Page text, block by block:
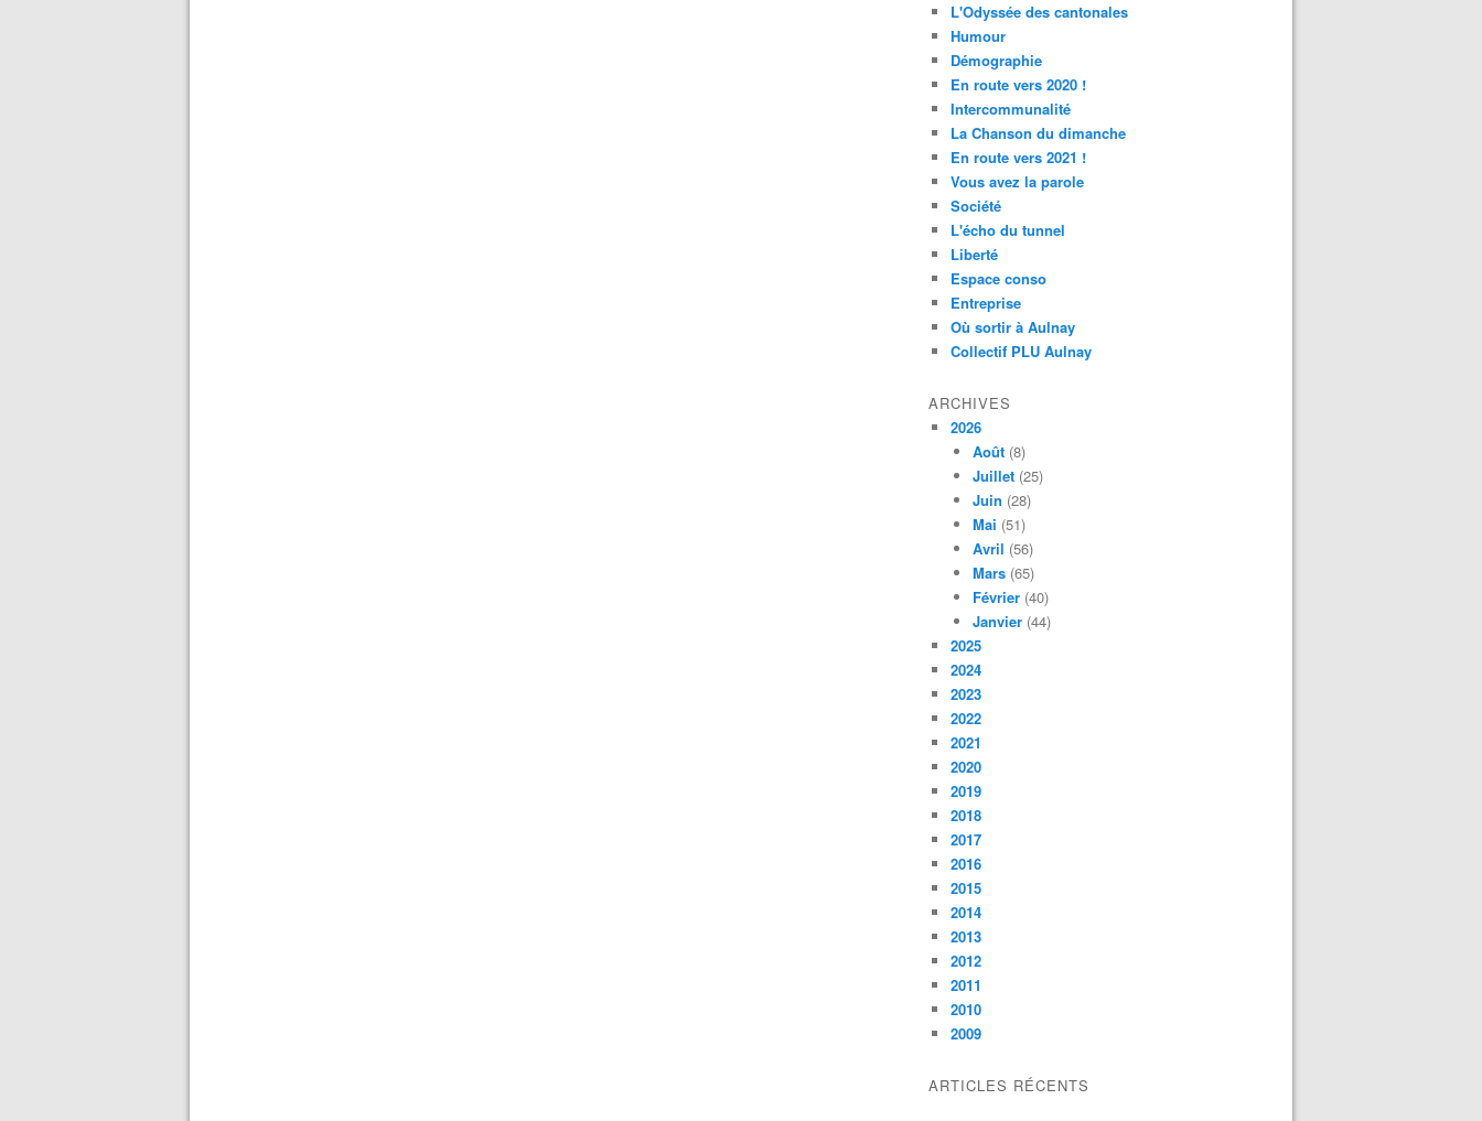
L'Odyssée des cantonales
Humour
Démographie
En route vers 2020 !
Intercommunalité
La Chanson du dimanche
En route vers 2021 !
Vous avez la parole
Société
L'écho du tunnel
Liberté
Espace conso
Entreprise
Où sortir à Aulnay
Collectif PLU Aulnay
ARCHIVES
2026
Août (8)
Juillet (25)
Juin (28)
Mai (51)
Avril (56)
Mars (65)
Février (40)
Janvier (44)
2025
2024
2023
2022
2021
2020
2019
2018
2017
2016
2015
2014
2013
2012
2011
2010
2009
ARTICLES RÉCENTS